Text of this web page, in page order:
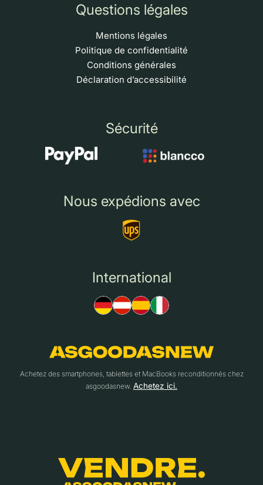
Questions légales
Mentions légales
Politique de confidentialité
Conditions générales
Déclaration d’accessibilité
Sécurité
Nous expédions avec
International
Achetez des smartphones, tablettes et MacBooks reconditionnés chez
asgoodasnew. Achetez ici.